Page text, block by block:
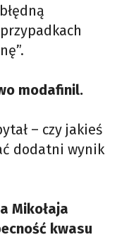
modafinil.
– czy jakieś
dodatni wynik
Mikołaja
kwasu